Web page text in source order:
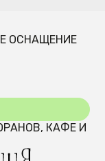
ОСНАЩЕНИЕ
КАФЕ И